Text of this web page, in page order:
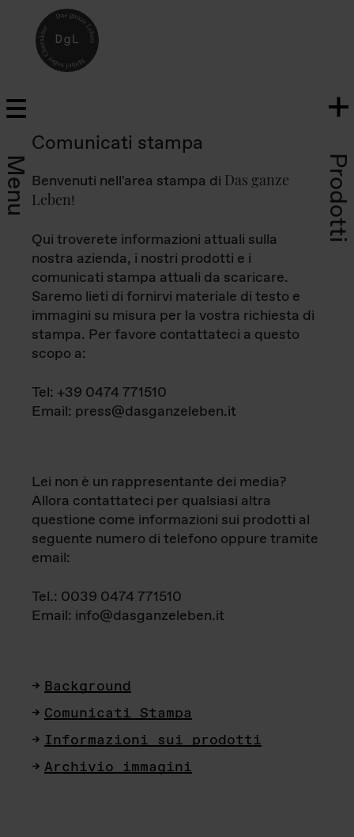
Menu Prodotti
Comunicati stampa
Benvenuti nell'area stampa di Das ganze
Leben!
Qui troverete informazioni attuali sulla
nostra azienda, i nostri prodotti e i
comunicati stampa attuali da scaricare.
Saremo lieti di fornirvi materiale di testo e
immagini su misura per la vostra richiesta di
stampa. Per favore contattateci a questo
scopo a:
Tel: +39 0474 771510
Email: press@dasganzeleben.it
Lei non è un rappresentante dei media?
Allora contattateci per qualsiasi altra
questione come informazioni sui prodotti al
seguente numero di telefono oppure tramite
email:
Tel.: 0039 0474 771510
Email: info@dasganzeleben.it
Background
Comunicati Stampa
Informazioni sui prodotti
Archivio immagini